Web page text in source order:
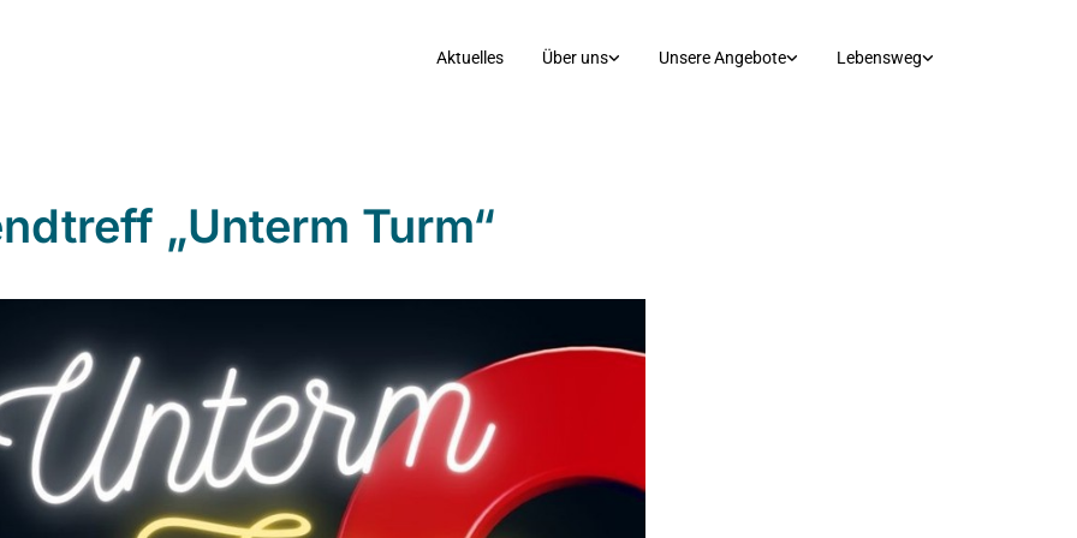
Aktuelles Über uns Unsere Angebote Lebensweg
„Unterm Turm“